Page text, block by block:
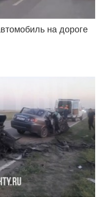
на дороге